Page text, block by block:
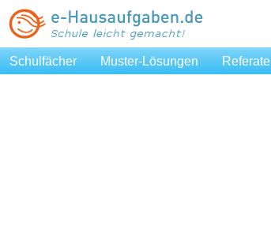
Schulfächer Muster-Lösungen Referate